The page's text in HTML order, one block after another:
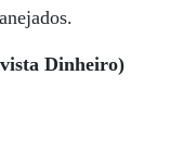
Dinheiro)